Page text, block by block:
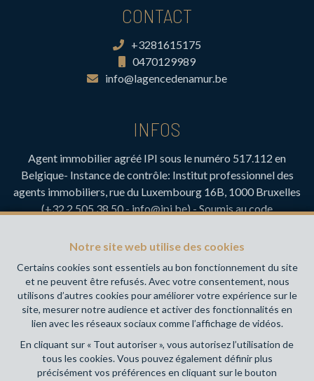
Notre site web utilise des cookies
Certains cookies sont essentiels au bon fonctionnement du site
et ne peuvent être refusés. Avec votre consentement, nous
utilisons d’autres cookies pour améliorer votre expérience sur le
site, mesurer notre audience et activer des fonctionnalités en
lien avec les réseaux sociaux comme l’affichage de vidéos.
En cliquant sur « Tout autoriser », vous autorisez l’utilisation de
tous les cookies. Vous pouvez également définir plus
précisément vos préférences en cliquant sur le bouton
CONTACT
+3281615175
0470129989
info@lagencedenamur.be
INFOS
Agent immobilier agréé IPI sous le numéro 517.112 en
Belgique- Instance de contrôle: Institut professionnel des
agents immobiliers, rue du Luxembourg 16B, 1000 Bruxelles
(+32 2 505 38 50 - info@ipi.be) - Soumis aucode
RC professionnelle et cautionnement via AXA Belgium SA,
Couverture valable pour les activités réalisées en Belgique
Votre agence immobilière de référence sur Namur et en
Wallonie !
Conditions générales d'utilisation du site